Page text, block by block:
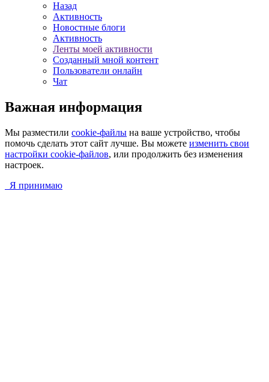
Назад
Активность
Новостные блоги
Активность
Ленты моей активности
Созданный мной контент
Пользователи онлайн
Чат
Важная информация
Мы разместили cookie-файлы на ваше устройство, чтобы
помочь сделать этот сайт лучше. Вы можете изменить свои
настройки cookie-файлов, или продолжить без изменения
настроек.
Я принимаю